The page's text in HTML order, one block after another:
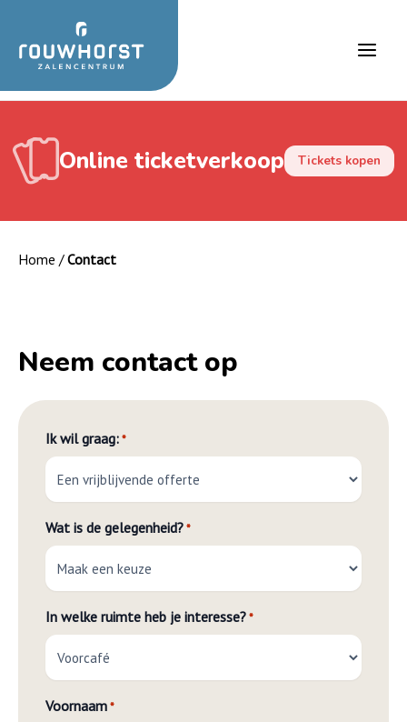
Online ticketverkoop Tickets kopen
Home /Contact
Neem contact op
Ik wil graag:*
Wat is de gelegenheid?*
In welke ruimte heb je interesse?*
Voornaam*